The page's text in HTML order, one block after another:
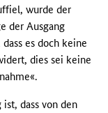
wurde der
der Ausgang
es doch keine
dies sei keine
dass von den